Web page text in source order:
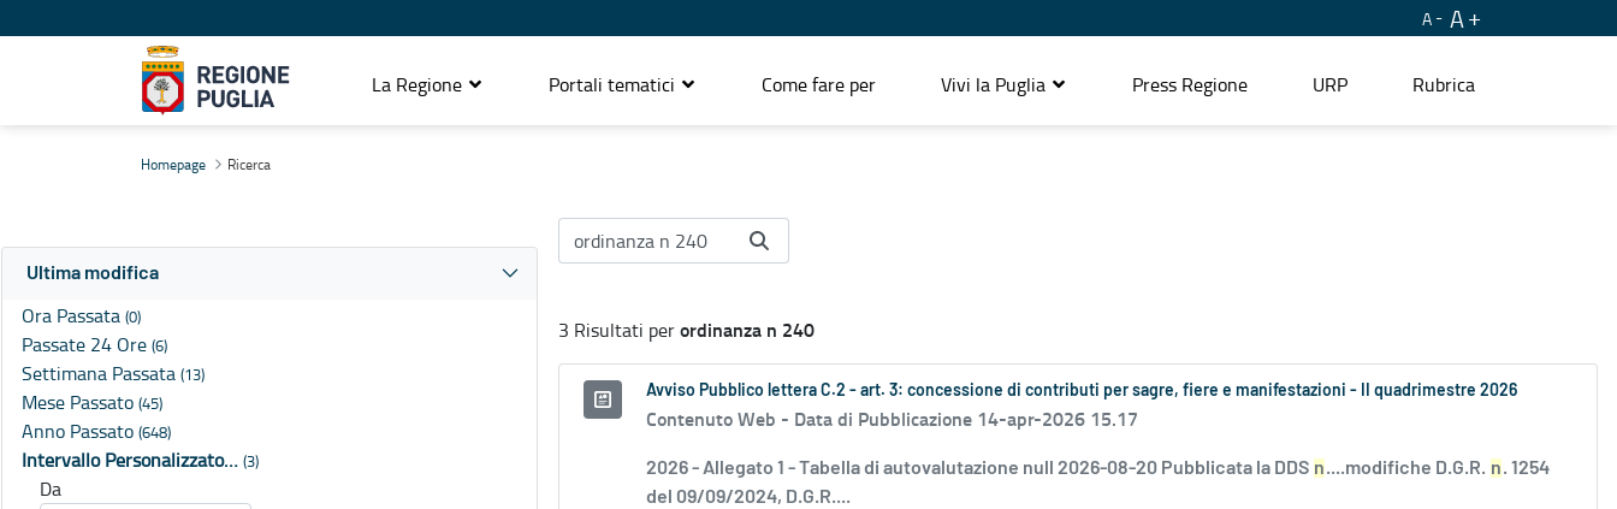
A A
La Regione Portali tematici Come fare per Vivi la Puglia Press Regione URP Rubrica
Homepage Ricerca
Ultima modifica
Ora Passata (0)
Passate 24 Ore (6)
Settimana Passata (13)
Mese Passato (45)
Anno Passato (648)
Intervallo Personalizzato… (3)
Da
3 Risultati perordinanza n 240
Avviso Pubblico lettera C.2 - art. 3: concessione di contributi per sagre, fiere e manifestazioni - II quadrimestre 2026
Contenuto Web - Data di Pubblicazione 14-apr-2026 15.17
2026 - Allegato 1 - Tabella di autovalutazione null 2026-08-20 Pubblicata la DDS n....modifiche D.G.R. n. 1254
del 09/09/2024, D.G.R....